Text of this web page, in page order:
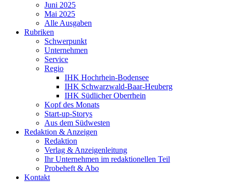
Juni 2025
Mai 2025
Alle Ausgaben
Rubriken
Schwerpunkt
Unternehmen
Service
Regio
IHK Hochrhein-Bodensee
IHK Schwarzwald-Baar-Heuberg
IHK Südlicher Oberrhein
Kopf des Monats
Start-up-Storys
Aus dem Südwesten
Redaktion & Anzeigen
Redaktion
Verlag & Anzeigenleitung
Ihr Unternehmen im redaktionellen Teil
Probeheft & Abo
Kontakt